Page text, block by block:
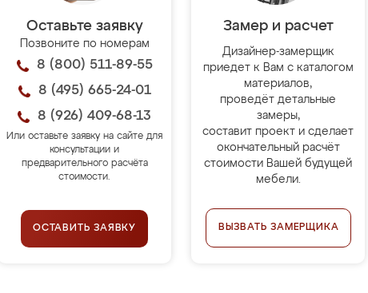
Оставьте заявку
Позвоните по номерам
8 (800) 511-89-55
8 (495) 665-24-01
8 (926) 409-68-13
Или оставьте заявку на сайте для
консультации и
предварительного расчёта
стоимости.
ОСТАВИТЬ ЗАЯВКУ
Замер и расчет
Дизайнер-замерщик
приедет к Вам с каталогом
материалов,
проведёт детальные
замеры,
составит проект и сделает
окончательный расчёт
стоимости Вашей будущей
мебели.
ВЫЗВАТЬ ЗАМЕРЩИКА